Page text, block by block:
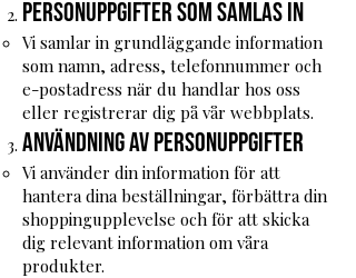
Personuppgifter som samlas in
Vi samlar in grundläggande information
som namn, adress, telefonnummer och
e-postadress när du handlar hos oss
eller registrerar dig på vår webbplats.
Användning av personuppgifter
Vi använder din information för att
hantera dina beställningar, förbättra din
shoppingupplevelse och för att skicka
dig relevant information om våra
produkter.